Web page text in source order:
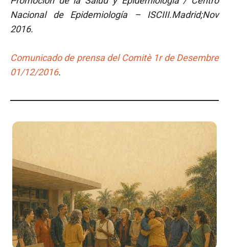
Nacional de Epidemiología – ISCIII.Madrid;Nov
2016.
Comunicado de prensa del Comitè 1r de Desembre
01/12/2016.